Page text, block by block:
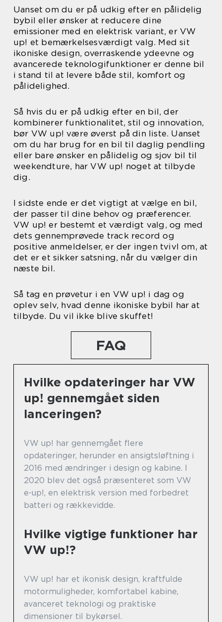
Uanset om du er på udkig efter en pålidelig
bybil eller ønsker at reducere dine
emissioner med en elektrisk variant, er VW
up! et bemærkelsesværdigt valg. Med sit
ikoniske design, overraskende ydeevne og
avancerede teknologifunktioner er denne bil
i stand til at levere både stil, komfort og
pålidelighed.
Så hvis du er på udkig efter en bil, der
kombinerer funktionalitet, stil og innovation,
bør VW up! være øverst på din liste. Uanset
om du har brug for en bil til daglig pendling
eller bare ønsker en pålidelig og sjov bil til
weekendture, har VW up! noget at tilbyde
dig.
I sidste ende er det vigtigt at vælge en bil,
der passer til dine behov og præferencer.
VW up! er bestemt et værdigt valg, og med
dets gennemprøvede track record og
positive anmeldelser, er der ingen tvivl om, at
det er et sikker satsning, når du vælger din
næste bil.
Så tag en prøvetur i en VW up! i dag og
oplev selv, hvad denne ikoniske bybil har at
tilbyde. Du vil ikke blive skuffet!
FAQ
Hvilke opdateringer har VW
up! gennemgået siden
lanceringen?
VW up! har gennemgået flere
opdateringer, herunder en ansigtsløftning i
2016 med ændringer i design og kabine. I
2020 blev det også præsenteret som VW
e-up!, en elektrisk version med forbedret
batteri og rækkevidde.
Hvilke vigtige funktioner har
VW up!?
VW up! har et ikonisk design, kraftfulde
motormuligheder, komfortabel kabine,
avanceret teknologi og praktiske
dimensioner til bykørsel.